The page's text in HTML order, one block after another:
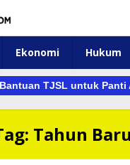
Ekonomi Hukum
TJSL untuk Panti
Tahun